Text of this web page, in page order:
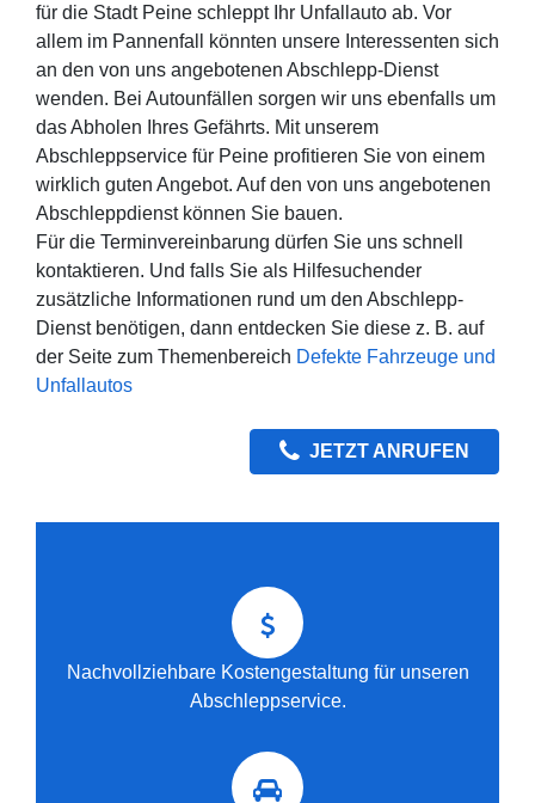
für die Stadt Peine schleppt Ihr Unfallauto ab. Vor
allem im Pannenfall könnten unsere Interessenten sich
an den von uns angebotenen Abschlepp-Dienst
wenden. Bei Autounfällen sorgen wir uns ebenfalls um
das Abholen Ihres Gefährts. Mit unserem
Abschleppservice für Peine profitieren Sie von einem
wirklich guten Angebot. Auf den von uns angebotenen
Abschleppdienst können Sie bauen.
Für die Terminvereinbarung dürfen Sie uns schnell
kontaktieren. Und falls Sie als Hilfesuchender
zusätzliche Informationen rund um den Abschlepp-
Dienst benötigen, dann entdecken Sie diese z. B. auf
der Seite zum Themenbereich Defekte Fahrzeuge und
Unfallautos
JETZT ANRUFEN
Nachvollziehbare Kostengestaltung für unseren
Abschleppservice.